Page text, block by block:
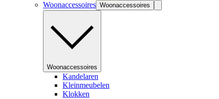
Woonaccessoires Woonaccessoires
Woonaccessoires
Kandelaren
Kleinmeubelen
Klokken